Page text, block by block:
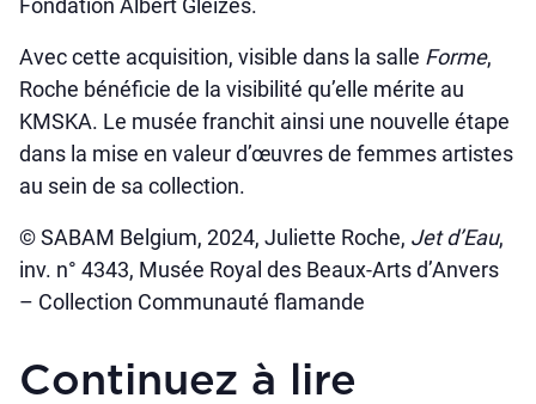
Fondation Albert Gleizes.
Avec cette acquisition, visible dans la salle Forme,
Roche bénéficie de la visibilité qu’elle mérite au
KMSKA. Le musée franchit ainsi une nouvelle étape
dans la mise en valeur d’œuvres de femmes artistes
au sein de sa collection.
© SABAM Belgium, 2024, Juliette Roche, Jet d’Eau,
inv. n° 4343, Musée Royal des Beaux-Arts d’Anvers
– Collection Communauté flamande
Continuez à lire